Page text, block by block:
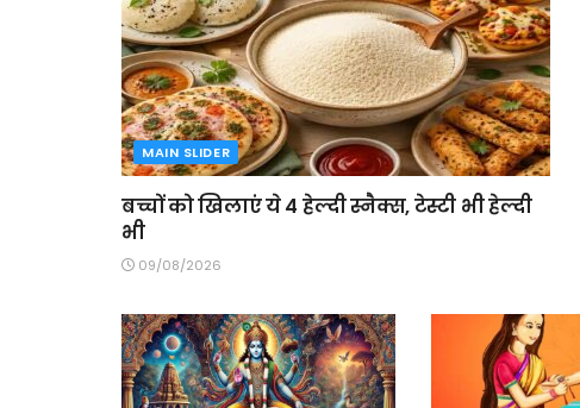
MAIN SLIDER
बच्चों को खिलाएं ये 4 हेल्दी स्नैक्स, टेस्टी भी हेल्दी
भी
09/08/2026